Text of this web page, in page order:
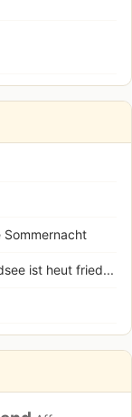
Sommernacht
ist heut fried...